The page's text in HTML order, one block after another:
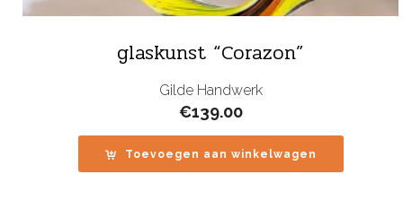
glaskunst “Corazon”
Gilde Handwerk
€139.00
Toevoegen aan winkelwagen